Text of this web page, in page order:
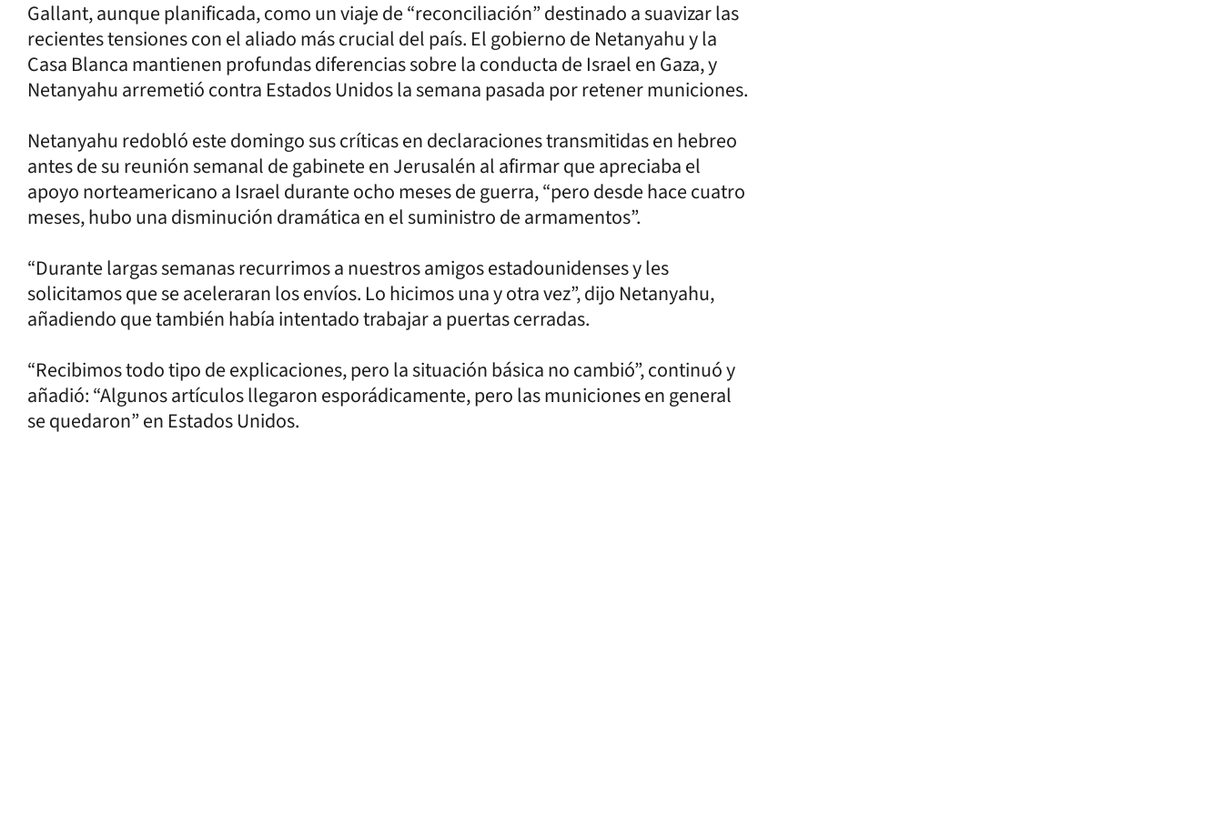
Gallant, aunque planificada, como un viaje de “reconciliación” destinado a suavizar las
recientes tensiones con el aliado más crucial del país. El gobierno de Netanyahu y la
Casa Blanca mantienen profundas diferencias sobre la conducta de Israel en Gaza, y
Netanyahu arremetió contra Estados Unidos la semana pasada por retener municiones.
Netanyahu redobló este domingo sus críticas en declaraciones transmitidas en hebreo
antes de su reunión semanal de gabinete en Jerusalén al afirmar que apreciaba el
apoyo norteamericano a Israel durante ocho meses de guerra, “pero desde hace cuatro
meses, hubo una disminución dramática en el suministro de armamentos”.
“Durante largas semanas recurrimos a nuestros amigos estadounidenses y les
solicitamos que se aceleraran los envíos. Lo hicimos una y otra vez”, dijo Netanyahu,
añadiendo que también había intentado trabajar a puertas cerradas.
“Recibimos todo tipo de explicaciones, pero la situación básica no cambió”, continuó y
añadió: “Algunos artículos llegaron esporádicamente, pero las municiones en general
se quedaron” en Estados Unidos.